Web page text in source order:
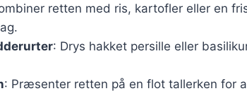
retten med ris, kartofler eller en
: Drys hakket persille eller
: Præsenter retten på en flot tallerken for